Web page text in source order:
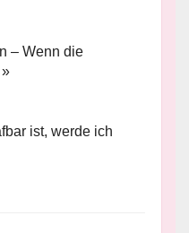
– Wenn die
ist, werde ich